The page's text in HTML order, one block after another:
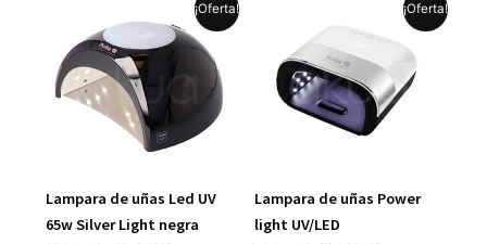
¡Oferta!
Lampara de uñas Led UV
65w Silver Light negra
precio
original
era:
49,99 €.
precio
actual
es:
43,56 €.
¡Oferta!
Lampara de uñas Power
light UV/LED
precio
original
era:
69,99 €.
precio
actual
es:
57,84 €.